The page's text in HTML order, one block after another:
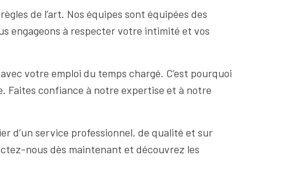
de l’art. Nos équipes sont équipées des
engageons à respecter votre intimité et vos
votre emploi du temps chargé. C’est pourquoi
confiance à notre expertise et à notre
d’un service professionnel, de qualité et sur
nous dès maintenant et découvrez les